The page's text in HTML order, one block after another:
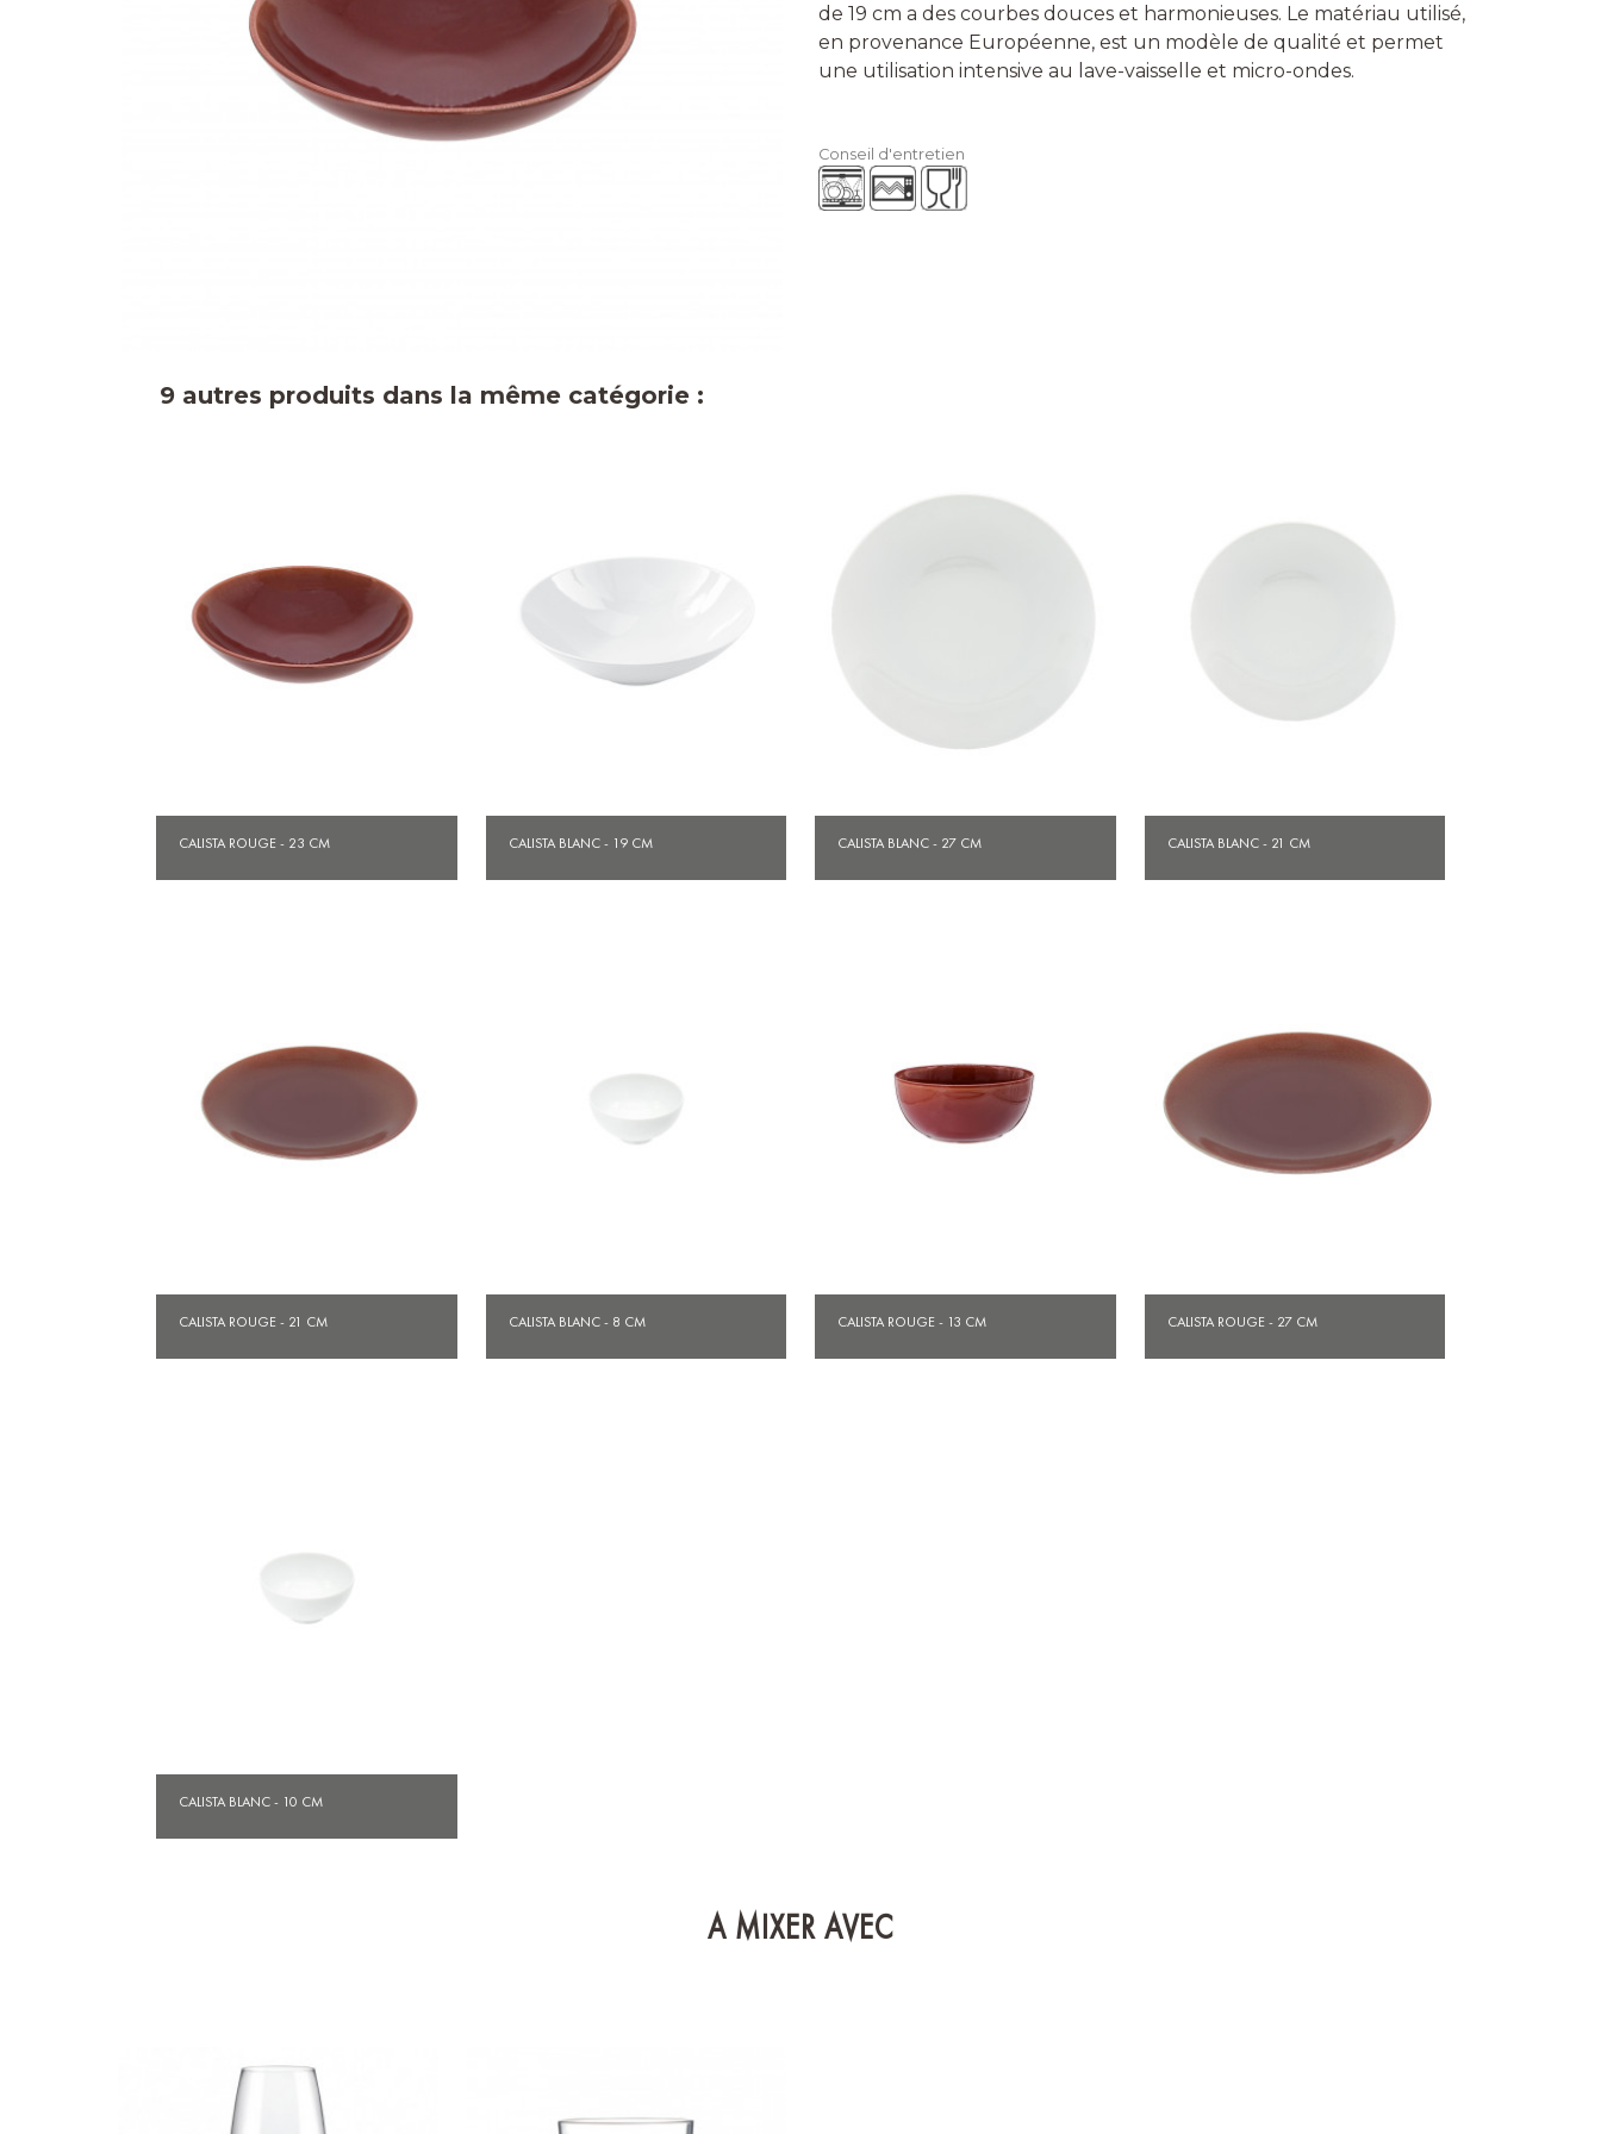
de 19 cm a des courbes douces et harmonieuses. Le matériau utilisé,
en provenance Européenne, est un modèle de qualité et permet
une utilisation intensive au lave-vaisselle et micro-ondes.
Conseil d'entretien
9 autres produits dans la même catégorie :
Aperçu rapide
CALISTA ROUGE - 23 CM Aperçu rapide
CALISTA BLANC - 19 CM Aperçu rapide
CALISTA BLANC - 27 CM Aperçu rapide
CALISTA BLANC - 21 CM
Aperçu rapide
CALISTA ROUGE - 21 CM Aperçu rapide
CALISTA BLANC - 8 CM Aperçu rapide
CALISTA ROUGE - 13 CM  Aperçu rapide
CALISTA ROUGE - 27 CM
Aperçu rapide
CALISTA BLANC - 10 CM
A MIXER AVEC